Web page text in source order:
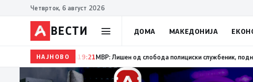
Четврток, 6 август 2026
ВЕСТИ ДОМА МАКЕДОНИЈА
НАЈНОВО19:22Ангелов: Спречена катастрофа во виничко, запалена